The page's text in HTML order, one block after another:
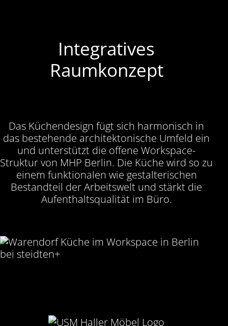
Integratives
Raumkonzept
Das Küchendesign fügt sich harmonisch in
das bestehende architektonische Umfeld ein
und unterstützt die offene Workspace-
Struktur von MHP Berlin. Die Küche wird so zu
einem funktionalen wie gestalterischen
Bestandteil der Arbeitswelt und stärkt die
Aufenthaltsqualität im Büro.